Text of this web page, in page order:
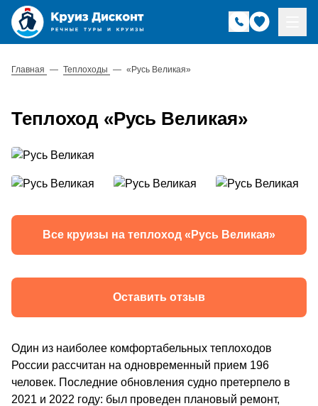
Главная — Теплоходы — «Русь Великая»
Теплоход «Русь Великая»
Все круизы на теплоход «Русь Великая»
Оставить отзыв
Один из наиболее комфортабельных теплоходов
России рассчитан на одновременный прием 196
человек. Последние обновления судно претерпело в
2021 и 2022 году: был проведен плановый ремонт,